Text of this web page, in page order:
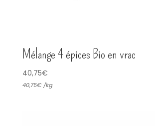
Mélange 4 épices Bio en vrac
40,75€
40,75€ /kg